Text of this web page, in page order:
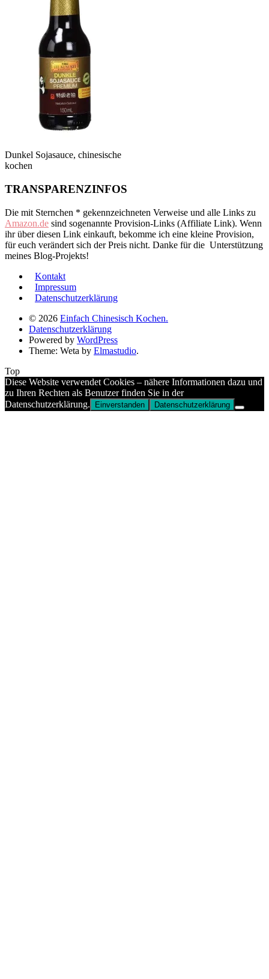
Dunkel Sojasauce, chinesische
kochen
TRANSPARENZINFOS
Die mit Sternchen * gekennzeichneten Verweise und alle Links zu
Amazon.de sind sogenannte Provision-Links (Affiliate Link). Wenn
ihr über diesen Link einkauft, bekomme ich eine kleine Provision,
für euch verändert sich der Preis nicht. Danke für die Unterstützung
meines Blog-Projekts!
Kontakt
Impressum
Datenschutzerklärung
© 2026 Einfach Chinesisch Kochen.
Datenschutzerklärung
Powered by WordPress
Theme: Weta by Elmastudio.
Top
Diese Website verwendet Cookies – nähere Informationen dazu und
zu Ihren Rechten als Benutzer finden Sie in der
Datenschutzerklärung.
Einverstanden Datenschutzerklärung